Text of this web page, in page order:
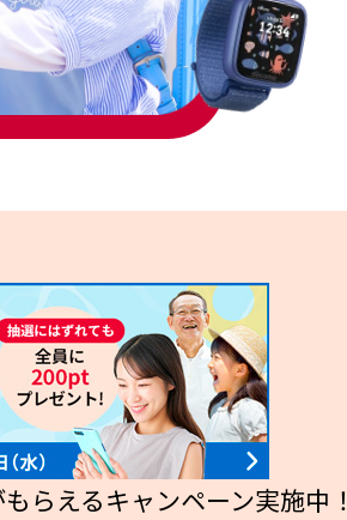
らえるキャンペーン実施中！